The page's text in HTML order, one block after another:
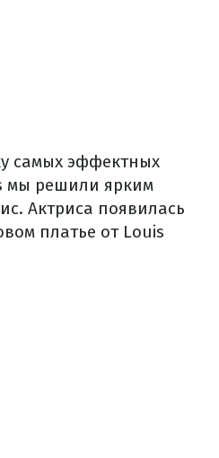
самых эффектных
мы решили ярким
Актриса появилась
платье от Louis